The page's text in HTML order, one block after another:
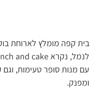
בית קפה מומלץ לארוחת
עם מנות סופר טעימות,
ומפנק.